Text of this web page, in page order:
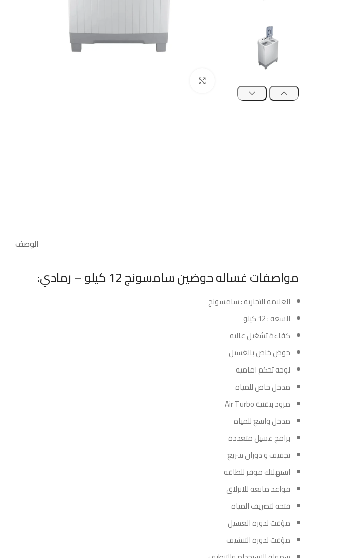
الوصف
مواصفات غساله حوضين سامسونج 12 كيلو – رمادي:
العلامه التجاريه : سامسونج
السعه : 12 كيلو
كفاءة تشغيل عاليه
حوض خاص بالغسيل
لوحه تحكم اماميه
مدخل خاص للمياه
مزود بتقنية Air Turbo
مدخل واسع للمياه
برامج غسيل متعددة
تجفيف و دوران سريع
استهلاك موفر للطاقه
قواعد مانعه للانزلاق
فتحه لتصريف المياه
مؤقت لدورة الغسيل
مؤقت لدورة التنشيف